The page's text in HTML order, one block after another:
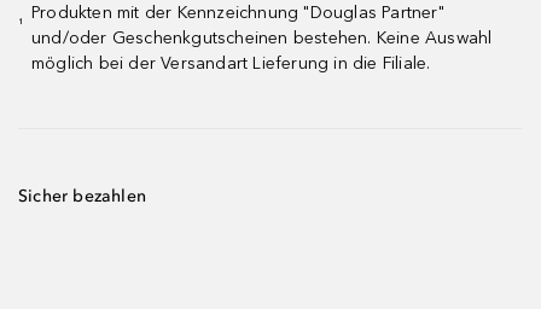
¹
Produkten mit der Kennzeichnung "Douglas Partner"
und/oder Geschenkgutscheinen bestehen. Keine Auswahl
möglich bei der Versandart Lieferung in die Filiale.
Sicher bezahlen